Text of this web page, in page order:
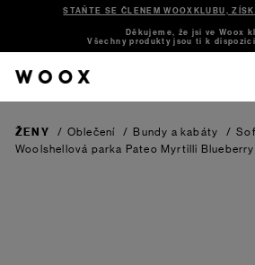
STAŇTE SE ČLENEM WOOXKLUBU,
Děkujeme, že jsi ve Woox
Všechny produkty jsou ti k
ŽENY / Oblečení / Bundy a kabáty /
Woolshellová parka Pateo Myrtilli Blueberry